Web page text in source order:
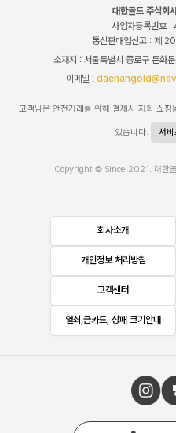
대한골드 주식회
사업자등록번
통신판매업신고 : 제
소재지 : 서울특별시 종로구 돈화
이메일 :
고객님은 안전거래를 위해 결제시 저희 쇼
있습니다. 서비
Copyright © Since 2021. 대한
회사소개
개인정보 처리방침
고객센터
열쇠,금카드, 상패 크기안내